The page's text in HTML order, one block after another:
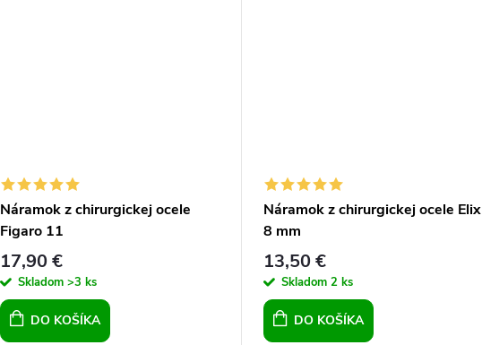
Náramok z chirurgickej ocele
Figaro 11
17,90 €
Skladom >3 ks
DO KOŠÍKA
Náramok z chirurgickej ocele Elix
8 mm
13,50 €
Skladom 2 ks
DO KOŠÍKA